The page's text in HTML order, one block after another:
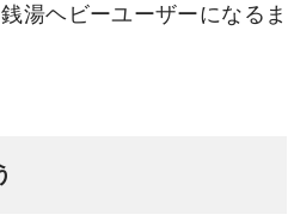
湯ヘビーユーザーになるま